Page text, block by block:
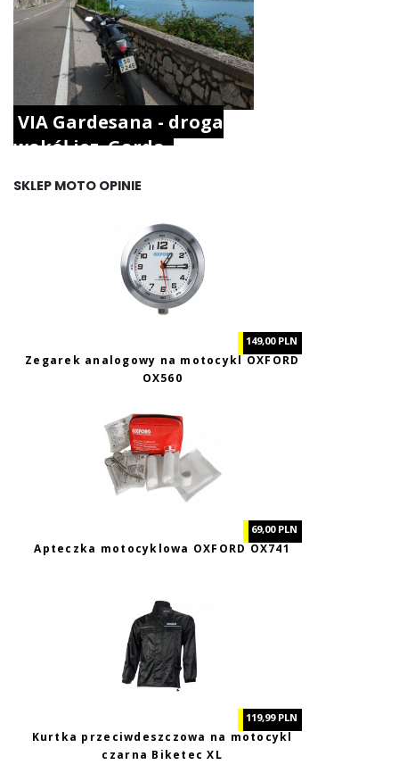
VIA Gardesana - droga
wokół jez. Garda.
SKLEP MOTO OPINIE
149,00 PLN
Zegarek analogowy na motocykl OXFORD
OX560
69,00 PLN
Apteczka motocyklowa OXFORD OX741
119,99 PLN
Kurtka przeciwdeszczowa na motocykl
czarna Biketec XL